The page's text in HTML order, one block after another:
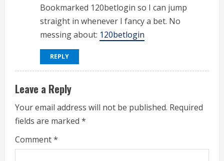
Bookmarked 120betlogin so I can jump
straight in whenever I fancy a bet. No
messing about: 120betlogin
REPLY
Leave a Reply
Your email address will not be published. Required
fields are marked *
Comment*